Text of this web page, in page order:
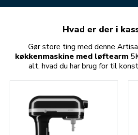
Hvad er der i
Gør store ting med denne
køkkenmaskine med løftearm
alt, hvad du har brug for til